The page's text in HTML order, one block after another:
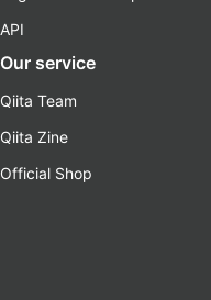
API
Our service
Qiita Team
Qiita Zine
Official Shop